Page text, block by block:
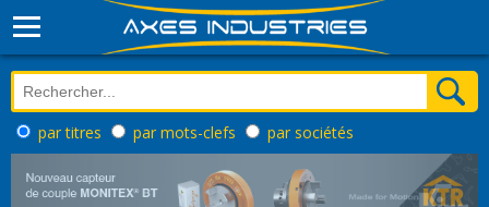
par titres par mots-clefs par sociétés